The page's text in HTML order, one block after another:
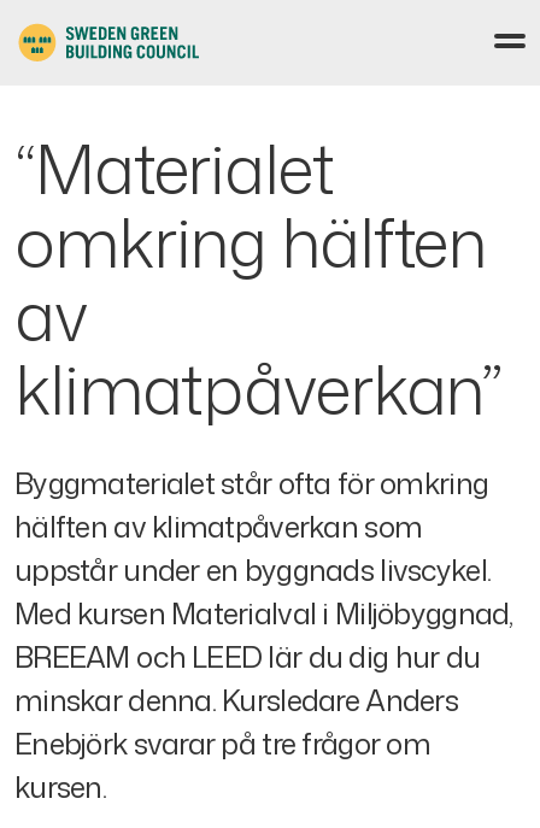
“Materialet
omkring hälften
av
klimatpåverkan”
Byggmaterialet står ofta för omkring
hälften av klimatpåverkan som
uppstår under en byggnads livscykel.
Med kursen Materialval i Miljöbyggnad,
BREEAM och LEED lär du dig hur du
minskar denna. Kursledare Anders
Enebjörk svarar på tre frågor om
kursen.